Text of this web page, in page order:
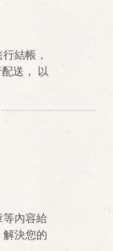
結帳，
送， 以
內容給
決您的